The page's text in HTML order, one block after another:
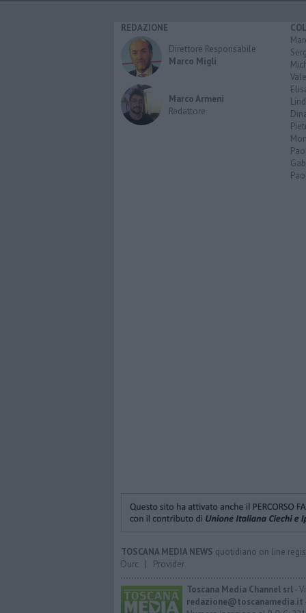
REDAZIONE
Direttore Responsabile
Marco Migli
Marco Armeni
Redattore
TOSCANA MEDIA NEWS quotidiano on line
Durc | Provider
Toscana Media Channel srl-
redazione@toscanamedia.it